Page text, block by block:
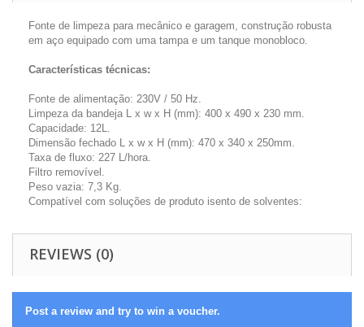
Fonte de limpeza para mecânico e garagem, construção robusta
em aço equipado com uma tampa e um tanque monobloco.
Características técnicas:
Fonte de alimentação: 230V / 50 Hz.
Limpeza da bandeja L x w x H (mm): 400 x 490 x 230 mm.
Capacidade: 12L.
Dimensão fechado L x w x H (mm): 470 x 340 x 250mm.
Taxa de fluxo: 227 L/hora.
Filtro removível.
Peso vazia: 7,3 Kg.
Compatível com soluções de produto isento de solventes:
REVIEWS (0)
Post a review and try to win a voucher.